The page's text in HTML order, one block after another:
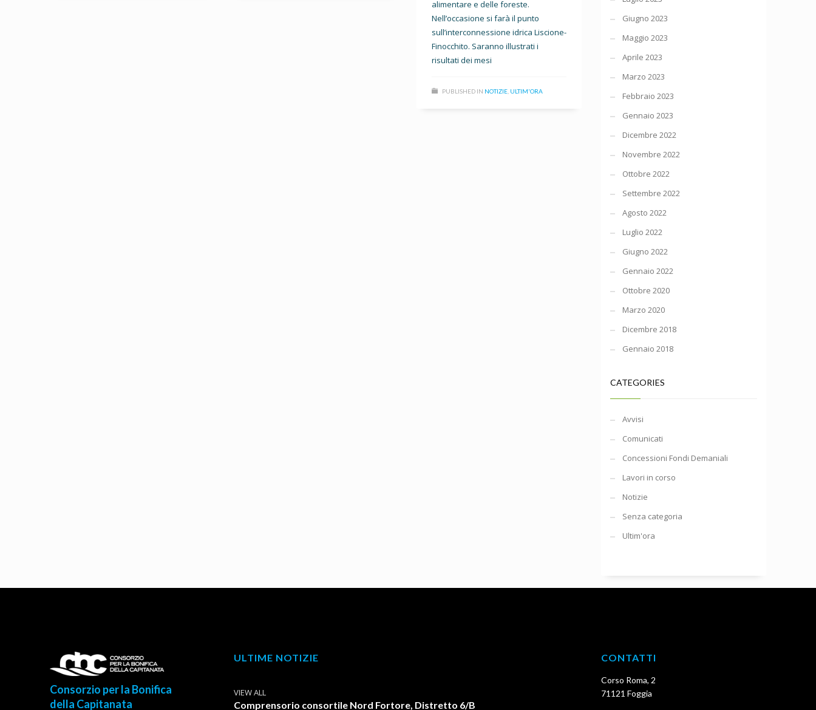
alimentare e delle foreste.
Nell’occasione si farà il punto
sull’interconnessione idrica Liscione-
Finocchito. Saranno illustrati i
risultati dei mesi
PUBLISHED IN NOTIZIE ULTIM'ORA
Giugno 2023
Maggio 2023
Aprile 2023
Marzo 2023
Febbraio 2023
Gennaio 2023
Dicembre 2022
Novembre 2022
Ottobre 2022
Settembre 2022
Agosto 2022
Luglio 2022
Giugno 2022
Gennaio 2022
Ottobre 2020
Marzo 2020
Dicembre 2018
Gennaio 2018
CATEGORIES
Avvisi
Comunicati
Concessioni Fondi Demaniali
Lavori in corso
Notizie
Senza categoria
Ultim'ora
Consorzio per la Bonifica
della Capitanata
ULTIME NOTIZIE
VIEW ALL
Comprensorio consortile Nord Fortore, Distretto 6/B
CONTATTI
Corso Roma, 2
71121 Foggia